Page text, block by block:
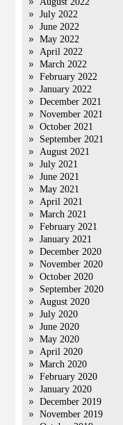
July 2022
June 2022
May 2022
April 2022
March 2022
February 2022
January 2022
December 2021
November 2021
October 2021
September 2021
August 2021
July 2021
June 2021
May 2021
April 2021
March 2021
February 2021
January 2021
December 2020
November 2020
October 2020
September 2020
August 2020
July 2020
June 2020
May 2020
April 2020
March 2020
February 2020
January 2020
December 2019
November 2019